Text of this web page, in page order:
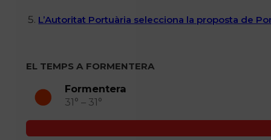
L’Autoritat Portuària selecciona la proposta de
EL TEMPS A FORMENTERA
Formentera
31° – 31°